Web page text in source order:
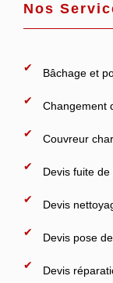
Nos
Bâchage et
Changement
Couvreur
Devis fuite
Devis
Devis pose
Devis